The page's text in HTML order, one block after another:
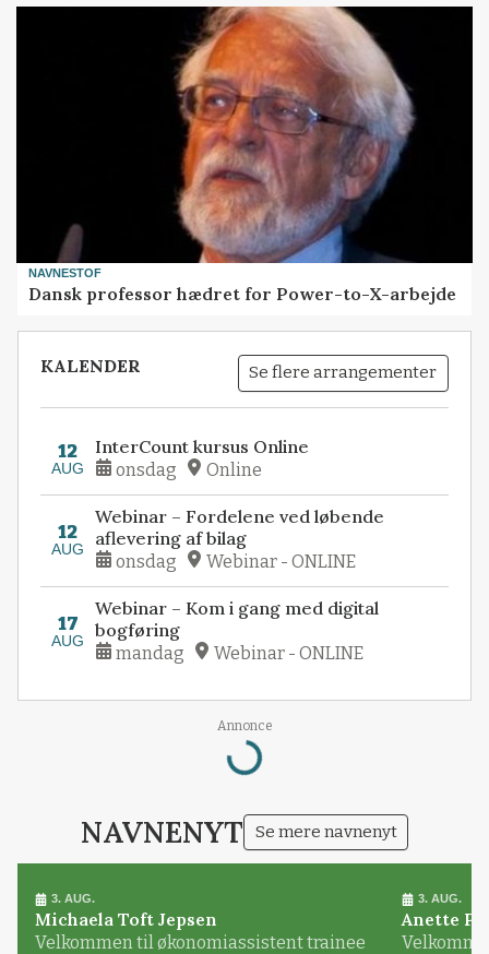
NAVNESTOF
Dansk professor hædret for Power-to-X-arbejde
KALENDER Se flere arrangementer
12
AUG
InterCount kursus Online
onsdag Online
12
AUG
Webinar – Fordelene ved løbende
aflevering af bilag
onsdag Webinar - ONLINE
17
AUG
Webinar – Kom i gang med digital
bogføring
mandag Webinar - ONLINE
Annonce
Loading...
NAVNENYT Se mere navnenyt
3. AUG.
Michaela Toft Jepsen
Velkommen til økonomiassistent trainee
3. AUG.
Anette